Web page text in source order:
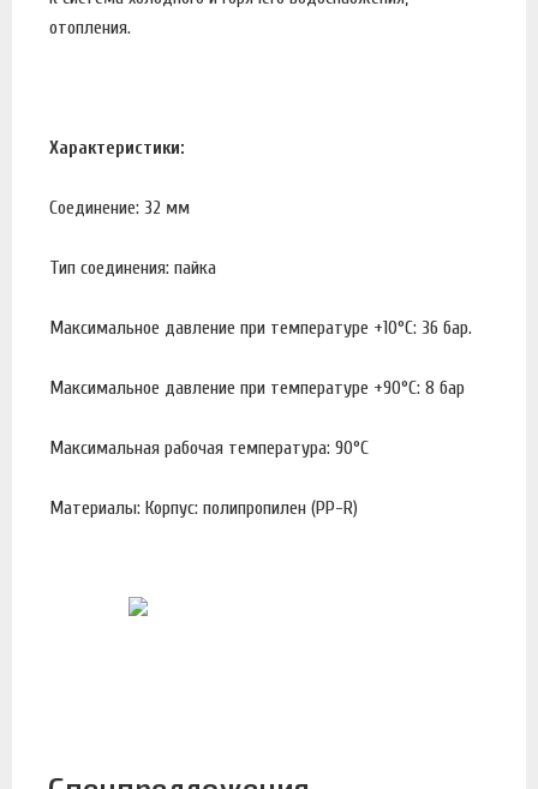
отопления.
Характеристики:
Соединение: 32 мм
Тип соединения: пайка
Максимальное давление при температуре +10°С: 36 бар.
Максимальное давление при температуре +90°С: 8 бар
Максимальная рабочая температура: 90°С
Материалы: Корпус: полипропилен (PP-R)